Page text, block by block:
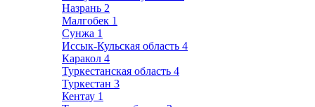
Назрань 2
Малгобек 1
Сунжа 1
Иссык-Кульская область 4
Каракол 4
Туркестанская область 4
Туркестан 3
Кентау 1